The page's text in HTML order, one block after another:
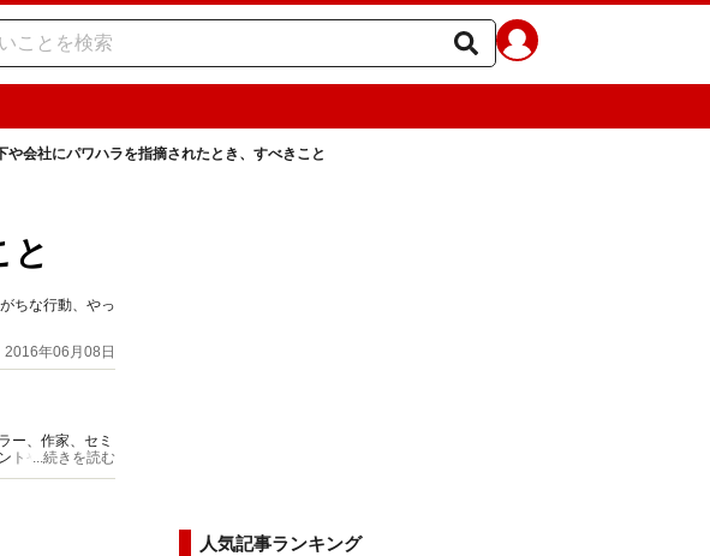
や会社にパワハラを指摘されたとき、すべきこと
と
ちな行動、やっ
2016年06月08日
ー、作家、セミ
トやメンタルケ
...続きを読む
人気記事ランキング